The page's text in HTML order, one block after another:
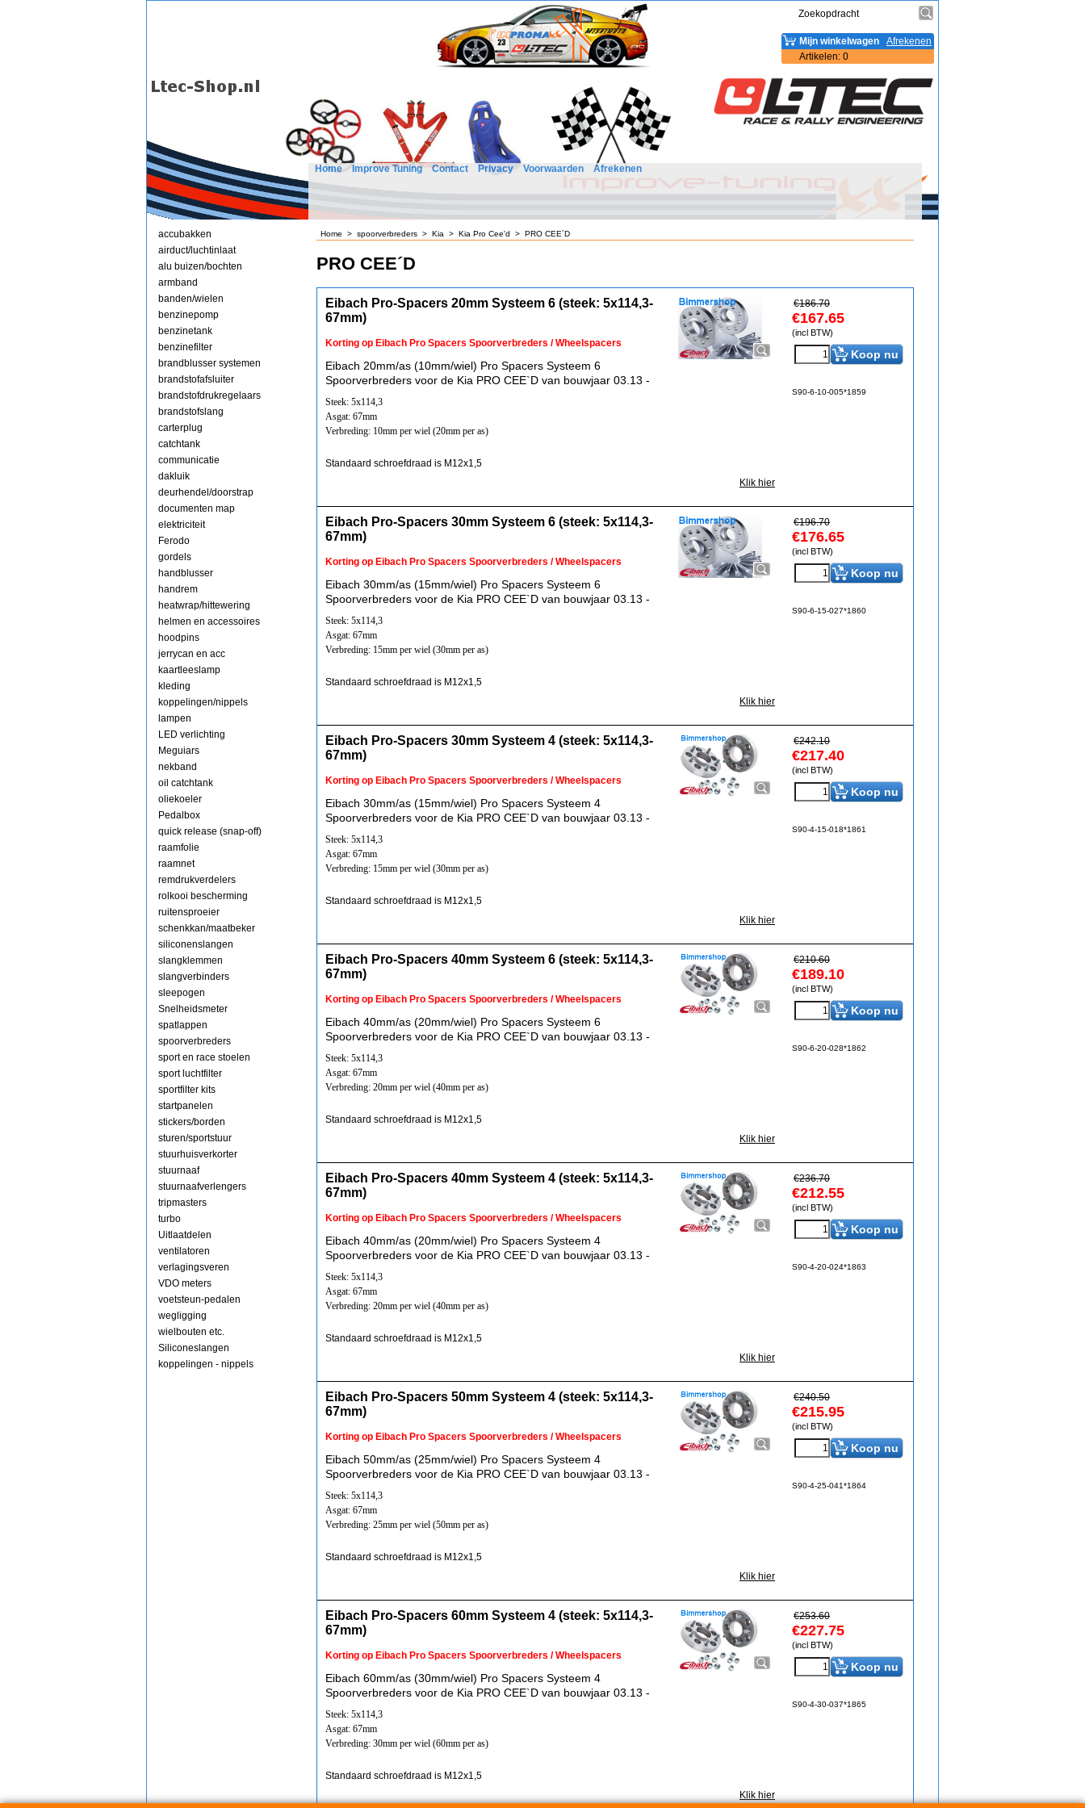
Afrekenen
Mijn winkelwagen
Artikelen: 0
Home Improve Tuning Contact Privacy Voorwaarden Afrekenen
accubakken
airduct/luchtinlaat
alu buizen/bochten
armband
banden/wielen
benzinepomp
benzinetank
benzinefilter
brandblusser systemen
brandstofafsluiter
brandstofdrukregelaars
brandstofslang
carterplug
catchtank
communicatie
dakluik
deurhendel/doorstrap
documenten map
elektriciteit
Ferodo
gordels
handblusser
handrem
heatwrap/hittewering
helmen en accessoires
hoodpins
jerrycan en acc
kaartleeslamp
kleding
koppelingen/nippels
lampen
LED verlichting
Meguiars
nekband
oil catchtank
oliekoeler
Pedalbox
quick release (snap-off)
raamfolie
raamnet
remdrukverdelers
rolkooi bescherming
ruitensproeier
schenkkan/maatbeker
siliconenslangen
slangklemmen
slangverbinders
sleepogen
Snelheidsmeter
spatlappen
spoorverbreders
sport en race stoelen
sport luchtfilter
sportfilter kits
startpanelen
stickers/borden
sturen/sportstuur
stuurhuisverkorter
stuurnaaf
stuurnaafverlengers
tripmasters
turbo
Uitlaatdelen
ventilatoren
verlagingsveren
VDO meters
voetsteun-pedalen
wegligging
wielbouten etc.
Siliconeslangen
koppelingen - nippels
Home > spoorverbreders > Kia > Kia Pro Cee'd > PRO CEE´D
PRO CEE´D
€186.70
€167.65
(incl BTW)
Koop nu
S90-6-10-005*1859
Eibach Pro-Spacers 20mm Systeem 6 (steek: 5x114,3-
67mm)
Korting op Eibach Pro Spacers Spoorverbreders / Wheelspacers
Eibach 20mm/as (10mm/wiel) Pro Spacers Systeem 6
Spoorverbreders voor de Kia PRO CEE`D van bouwjaar 03.13 -
Steek: 5x114,3
Asgat: 67mm
Verbreding: 10mm per wiel (20mm per as)
Standaard schroefdraad is M12x1,5
Klik hier
€196.70
€176.65
(incl BTW)
Koop nu
S90-6-15-027*1860
Eibach Pro-Spacers 30mm Systeem 6 (steek: 5x114,3-
67mm)
Korting op Eibach Pro Spacers Spoorverbreders / Wheelspacers
Eibach 30mm/as (15mm/wiel) Pro Spacers Systeem 6
Spoorverbreders voor de Kia PRO CEE`D van bouwjaar 03.13 -
Steek: 5x114,3
Asgat: 67mm
Verbreding: 15mm per wiel (30mm per as)
Standaard schroefdraad is M12x1,5
Klik hier
€242.10
€217.40
(incl BTW)
Koop nu
S90-4-15-018*1861
Eibach Pro-Spacers 30mm Systeem 4 (steek: 5x114,3-
67mm)
Korting op Eibach Pro Spacers Spoorverbreders / Wheelspacers
Eibach 30mm/as (15mm/wiel) Pro Spacers Systeem 4
Spoorverbreders voor de Kia PRO CEE`D van bouwjaar 03.13 -
Steek: 5x114,3
Asgat: 67mm
Verbreding: 15mm per wiel (30mm per as)
Standaard schroefdraad is M12x1,5
Klik hier
€210.60
€189.10
(incl BTW)
Koop nu
S90-6-20-028*1862
Eibach Pro-Spacers 40mm Systeem 6 (steek: 5x114,3-
67mm)
Korting op Eibach Pro Spacers Spoorverbreders / Wheelspacers
Eibach 40mm/as (20mm/wiel) Pro Spacers Systeem 6
Spoorverbreders voor de Kia PRO CEE`D van bouwjaar 03.13 -
Steek: 5x114,3
Asgat: 67mm
Verbreding: 20mm per wiel (40mm per as)
Standaard schroefdraad is M12x1,5
Klik hier
€236.70
€212.55
(incl BTW)
Koop nu
S90-4-20-024*1863
Eibach Pro-Spacers 40mm Systeem 4 (steek: 5x114,3-
67mm)
Korting op Eibach Pro Spacers Spoorverbreders / Wheelspacers
Eibach 40mm/as (20mm/wiel) Pro Spacers Systeem 4
Spoorverbreders voor de Kia PRO CEE`D van bouwjaar 03.13 -
Steek: 5x114,3
Asgat: 67mm
Verbreding: 20mm per wiel (40mm per as)
Standaard schroefdraad is M12x1,5
Klik hier
€240.50
€215.95
(incl BTW)
Koop nu
S90-4-25-041*1864
Eibach Pro-Spacers 50mm Systeem 4 (steek: 5x114,3-
67mm)
Korting op Eibach Pro Spacers Spoorverbreders / Wheelspacers
Eibach 50mm/as (25mm/wiel) Pro Spacers Systeem 4
Spoorverbreders voor de Kia PRO CEE`D van bouwjaar 03.13 -
Steek: 5x114,3
Asgat: 67mm
Verbreding: 25mm per wiel (50mm per as)
Standaard schroefdraad is M12x1,5
Klik hier
€253.60
€227.75
(incl BTW)
Koop nu
S90-4-30-037*1865
Eibach Pro-Spacers 60mm Systeem 4 (steek: 5x114,3-
67mm)
Korting op Eibach Pro Spacers Spoorverbreders / Wheelspacers
Eibach 60mm/as (30mm/wiel) Pro Spacers Systeem 4
Spoorverbreders voor de Kia PRO CEE`D van bouwjaar 03.13 -
Steek: 5x114,3
Asgat: 67mm
Verbreding: 30mm per wiel (60mm per as)
Standaard schroefdraad is M12x1,5
Klik hier